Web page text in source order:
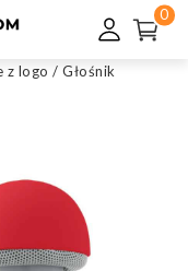
0
z logo / Głośnik